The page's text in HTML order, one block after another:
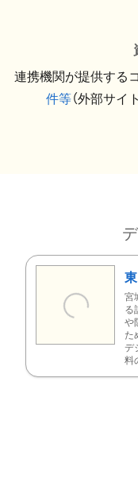
連携機関が提供する
件等（外部サイ
宮
る
や
た
デ
料